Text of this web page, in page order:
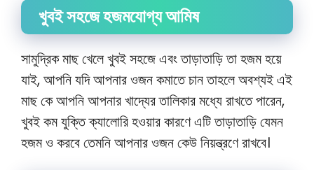
খুবই সহজে হজমযোগ্য আমিষ
সামুদ্রিক মাছ খেলে খুবই সহজে এবং তাড়াতাড়ি তা হজম হয়ে
যাই, আপনি যদি আপনার ওজন কমাতে চান তাহলে অবশ্যই এই
মাছ কে আপনি আপনার খাদ্যের তালিকার মধ্যে রাখতে পারেন,
খুবই কম যুক্তি ক্যালোরি হওয়ার কারণে এটি তাড়াতাড়ি যেমন
হজম ও করবে তেমনি আপনার ওজন কেউ নিয়ন্ত্রণে রাখবে।